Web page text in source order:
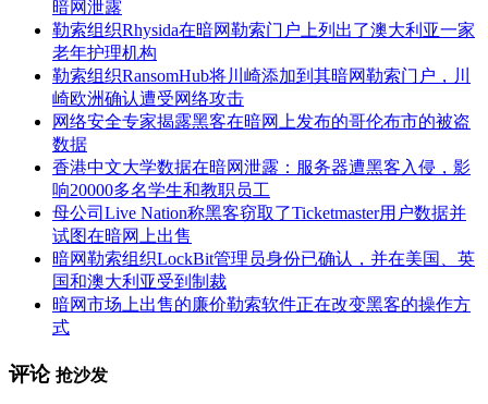
暗网泄露
勒索组织Rhysida在暗网勒索门户上列出了澳大利亚一家
老年护理机构
勒索组织RansomHub将川崎添加到其暗网勒索门户，川
崎欧洲确认遭受网络攻击
网络安全专家揭露黑客在暗网上发布的哥伦布市的被盗
数据
香港中文大学数据在暗网泄露：服务器遭黑客入侵，影
响20000多名学生和教职员工
母公司Live Nation称黑客窃取了Ticketmaster用户数据并
试图在暗网上出售
暗网勒索组织LockBit管理员身份已确认，并在美国、英
国和澳大利亚受到制裁
暗网市场上出售的廉价勒索软件正在改变黑客的操作方
式
评论 抢沙发